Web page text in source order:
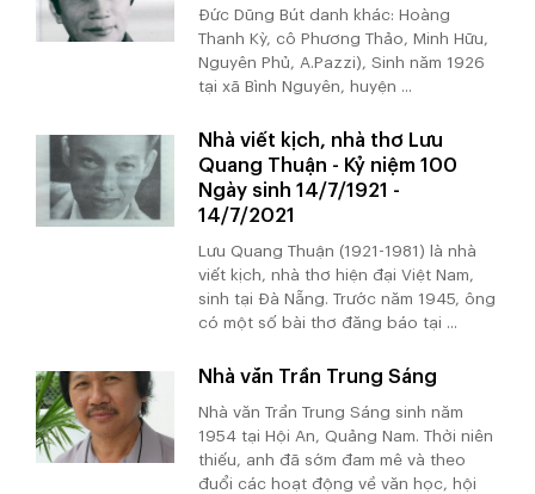
Đức Dũng Bút danh khác: Hoàng
Thanh Kỳ, cô Phương Thảo, Minh Hữu,
Nguyên Phủ, A.Pazzi), Sinh năm 1926
tại xã Bình Nguyên, huyện ...
Nhà viết kịch, nhà thơ Lưu
Quang Thuận - Kỷ niệm 100
Ngày sinh 14/7/1921 -
14/7/2021
Lưu Quang Thuận (1921-1981) là nhà
viết kịch, nhà thơ hiện đại Việt Nam,
sinh tại Đà Nẵng. Trước năm 1945, ông
có một số bài thơ đăng báo tại ...
Nhà văn Trần Trung Sáng
Nhà văn Trần Trung Sáng sinh năm
1954 tại Hội An, Quảng Nam. Thời niên
thiếu, anh đã sớm đam mê và theo
đuổi các hoạt động về văn học, hội